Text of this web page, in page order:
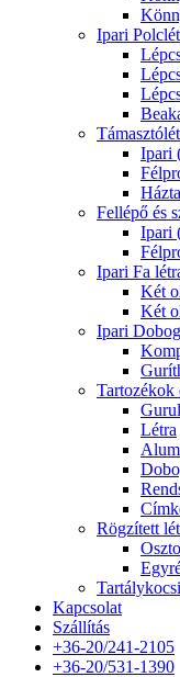
Ipari
Ipari
Fellépő és
Ipari
Ipari Fa
Két
Két
Ipari
Tartozékok
Létra
Rögzített
Kapcsolat
Szállítás
+36-20/241-2105
+36-20/531-1390